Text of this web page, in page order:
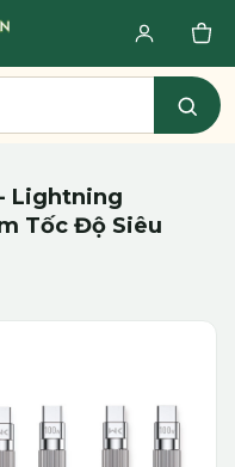
- Lightning
Tốc Độ Siêu